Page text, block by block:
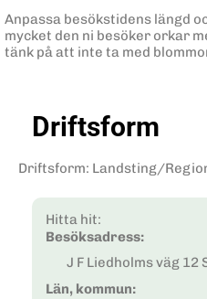
Anpassa besökstidens längd
mycket den ni besöker orkar
tänk på att inte ta med
Driftsform
Driftsform: Landsting/
Hitta hit:
Besöksadress:
J F Liedholms väg
Län, kommun: